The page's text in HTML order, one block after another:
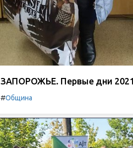
ЗАПОРОЖЬЕ. Первые дни
#Община